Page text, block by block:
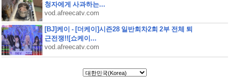
청자에게 사과하는...
vod.afreecatv.com
[BJ]케이 - [더케이]시즌28 일반회차2회 2부 전체 퇴
근전쟁!![쇼케이...
vod.afreecatv.com